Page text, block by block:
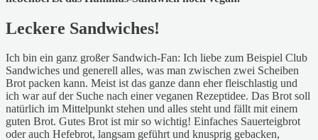
Leckere Sandwiches!
Ich bin ein ganz großer Sandwich-Fan: Ich liebe zum Beispiel Club
Sandwiches und generell alles, was man zwischen zwei Scheiben
Brot packen kann. Meist ist das ganze dann eher fleischlastig und
ich war auf der Suche nach einer veganen Rezeptidee. Das Brot soll
natürlich im Mittelpunkt stehen und alles steht und fällt mit einem
guten Brot. Gutes Brot ist mir so wichtig! Einfaches Sauerteigbrot
oder auch Hefebrot, langsam geführt und knusprig gebacken,